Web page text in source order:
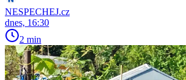
NESPECHEJ.cz
dnes, 16:30
2 min